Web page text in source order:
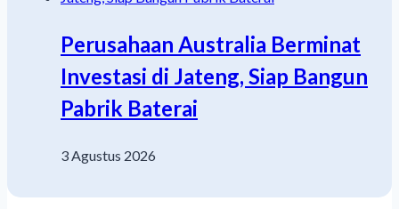
Perusahaan Australia Berminat
Investasi di Jateng, Siap Bangun
Pabrik Baterai
3 Agustus 2026